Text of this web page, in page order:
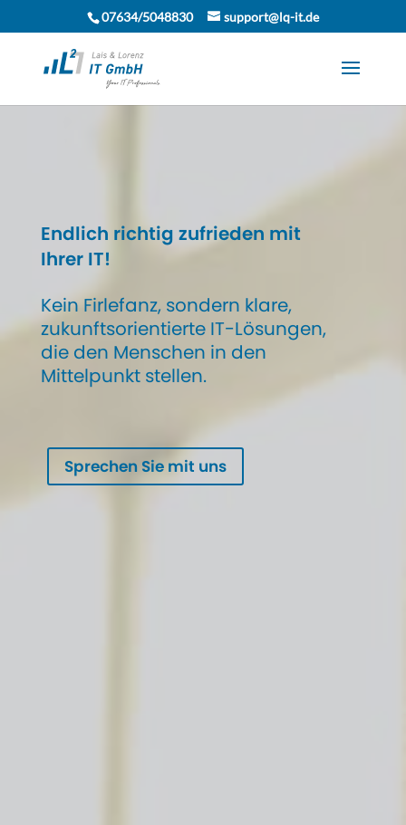
07634/5048830 support@lq-it.de
Endlich richtig zufrieden mit
Ihrer IT!
Kein Firlefanz, sondern klare,
zukunftsorientierte IT-Lösungen,
die den Menschen in den
Mittelpunkt stellen.
Sprechen Sie mit uns